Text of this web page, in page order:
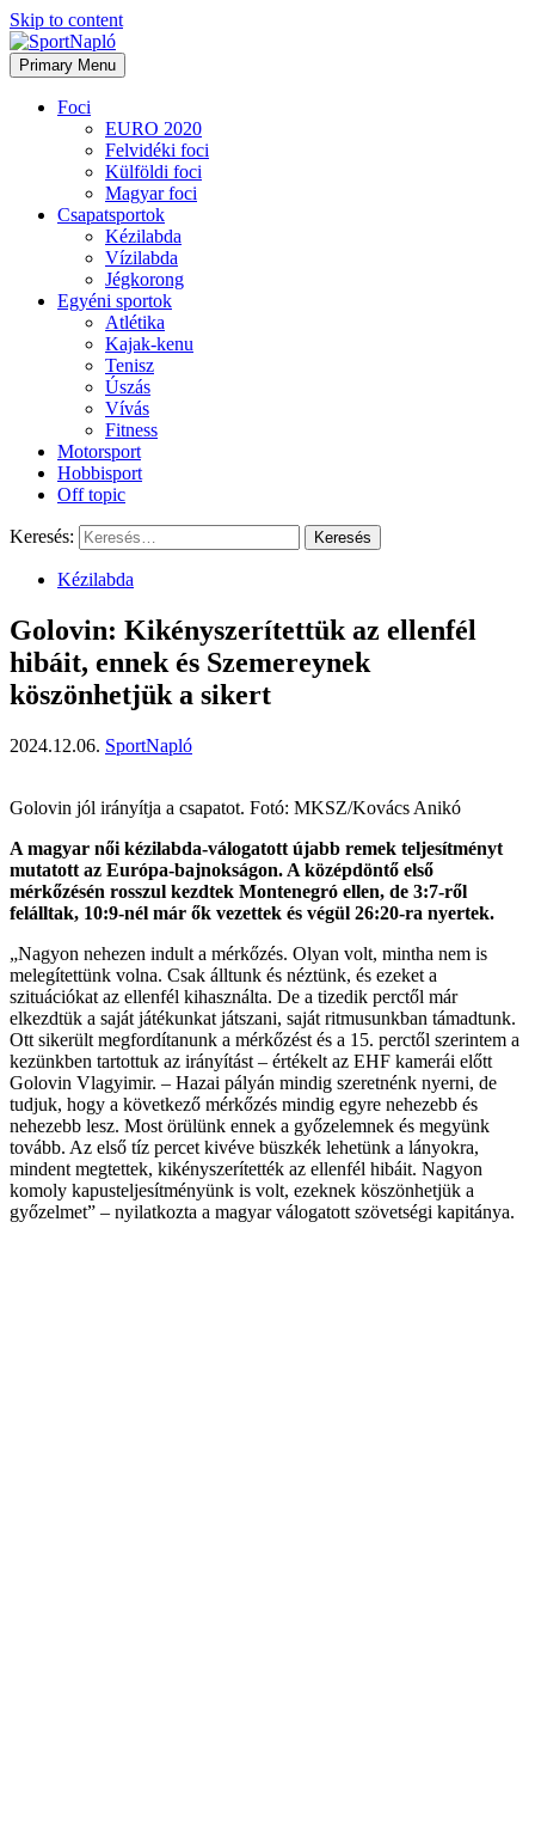
Skip to content
Primary Menu
Foci
EURO 2020
Felvidéki foci
Külföldi foci
Magyar foci
Csapatsportok
Kézilabda
Vízilabda
Jégkorong
Egyéni sportok
Atlétika
Kajak-kenu
Tenisz
Úszás
Vívás
Fitness
Motorsport
Hobbisport
Off topic
Keresés:
Kézilabda
Golovin: Kikényszerítettük az ellenfél
hibáit, ennek és Szemereynek
köszönhetjük a sikert
2024.12.06. SportNapló
Golovin jól irányítja a csapatot. Fotó: MKSZ/Kovács Anikó
A magyar női kézilabda-válogatott újabb remek teljesítményt
mutatott az Európa-bajnokságon. A középdöntő első
mérkőzésén rosszul kezdtek Montenegró ellen, de 3:7-ről
felálltak, 10:9-nél már ők vezettek és végül 26:20-ra nyertek.
„Nagyon nehezen indult a mérkőzés. Olyan volt, mintha nem is
melegítettünk volna. Csak álltunk és néztünk, és ezeket a
szituációkat az ellenfél kihasználta. De a tizedik perctől már
elkezdtük a saját játékunkat játszani, saját ritmusunkban támadtunk.
Ott sikerült megfordítanunk a mérkőzést és a 15. perctől szerintem a
kezünkben tartottuk az irányítást – értékelt az EHF kamerái előtt
Golovin Vlagyimir. – Hazai pályán mindig szeretnénk nyerni, de
tudjuk, hogy a következő mérkőzés mindig egyre nehezebb és
nehezebb lesz. Most örülünk ennek a győzelemnek és megyünk
tovább. Az első tíz percet kivéve büszkék lehetünk a lányokra,
mindent megtettek, kikényszerítették az ellenfél hibáit. Nagyon
komoly kapusteljesítményünk is volt, ezeknek köszönhetjük a
győzelmet” – nyilatkozta a magyar válogatott szövetségi kapitánya.